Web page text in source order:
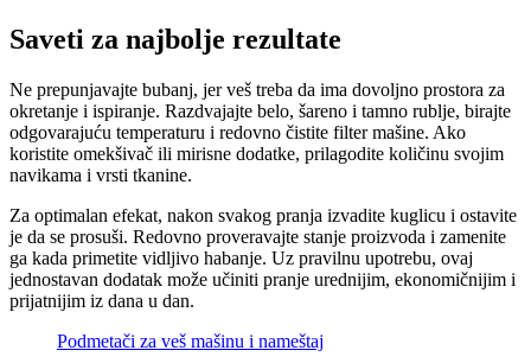
Saveti za najbolje rezultate
Ne prepunjavajte bubanj, jer veš treba da ima dovoljno prostora za
okretanje i ispiranje. Razdvajajte belo, šareno i tamno rublje, birajte
odgovarajuću temperaturu i redovno čistite filter mašine. Ako
koristite omekšivač ili mirisne dodatke, prilagodite količinu svojim
navikama i vrsti tkanine.
Za optimalan efekat, nakon svakog pranja izvadite kuglicu i ostavite
je da se prosuši. Redovno proveravajte stanje proizvoda i zamenite
ga kada primetite vidljivo habanje. Uz pravilnu upotrebu, ovaj
jednostavan dodatak može učiniti pranje urednijim, ekonomičnijim i
prijatnijim iz dana u dan.
Podmetači za veš mašinu i nameštaj